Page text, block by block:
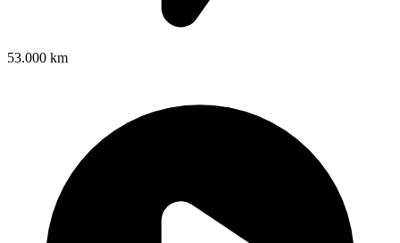
53.000 km